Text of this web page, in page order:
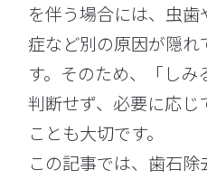
を伴う場合には、虫
症など別の原因が隠れ
す。そのため、「し
判断せず、必要に応じ
ことも大切です。
この記事では、歯石